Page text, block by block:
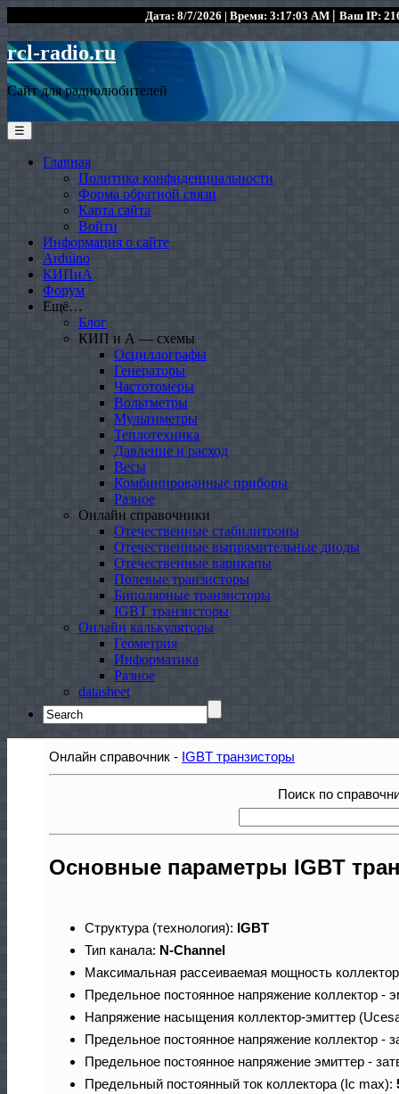
Дата: 8/7/2026 | Время: 3:17:03 AM | Ваш IP:
rcl-radio.ru
Сайт для радиолюбителей
☰
Главная
Политика конфиденциальности
Форма обратной связи
Карта сайта
Войти
Информация о сайте
Arduino
КИПиА
Форум
Ещё…
Блог
КИП и А — схемы
Осциллографы
Генераторы
Частотомеры
Вольтметры
Мультиметры
Теплотехника
Давление и расход
Весы
Комбинированные приборы
Разное
Онлайн справочники
Отечественные стабилитроны
Отечественные выпрямительные диоды
Отечественные варикапы
Полевые транзисторы
Биполярные транзисторы
IGBT транзисторы
Онлайн калькуляторы
Геометрия
Информатика
Разное
datasheet
Search
for:
Онлайн справочник - IGBT транзисторы
Поиск по
Основные параметры IGBT
Структура (технология): IGBT
Тип канала: N-Channel
Максимальная рассеиваемая мощность
Предельное постоянное напряжение коллектор -
Напряжение насыщения коллектор-эмиттер
Предельное постоянное напряжение коллектор -
Предельное постоянное напряжение эмиттер -
Предельный постоянный ток коллектора (Ic max):